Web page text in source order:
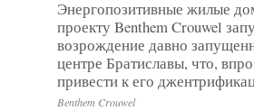
Энергопозитивные жилые
проекту Benthem Crouwel
возрождение давно
центре Братиславы, что,
привести к его
Benthem Crouwel